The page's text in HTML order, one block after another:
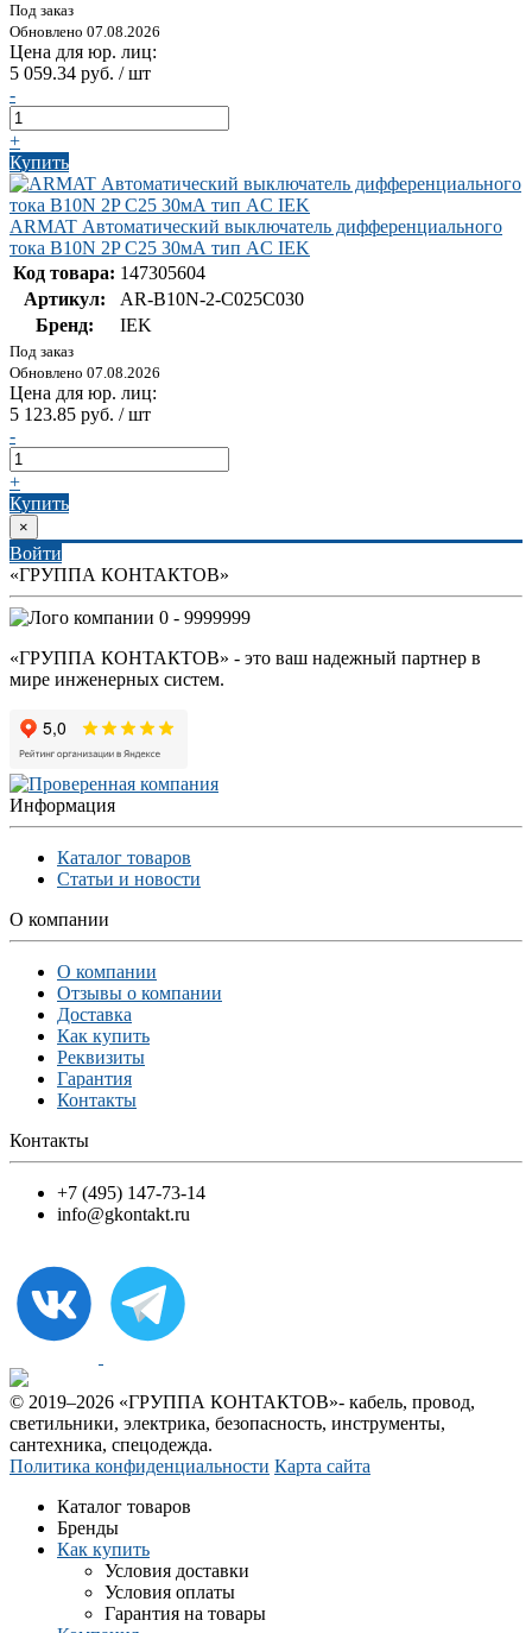
Под заказ
Обновлено 07.08.2026
Цена для юр. лиц:
5 059.34 руб. / шт
-
+
Купить
ARMAT Автоматический выключатель дифференциального
тока B10N 2P C25 30мА тип AC IEK
Код товара: 147305604
Артикул:
AR-B10N-2-C025C030
Бренд:
IEK
Под заказ
Обновлено 07.08.2026
Цена для юр. лиц:
5 123.85 руб. / шт
-
+
Купить
×
Войти
«ГРУППА КОНТАКТОВ»
0 - 9999999
«ГРУППА КОНТАКТОВ» - это ваш надежный партнер в
мире инженерных систем.
Информация
Каталог товаров
Статьи и новости
О компании
О компании
Отзывы о компании
Доставка
Как купить
Реквизиты
Гарантия
Контакты
Контакты
+7 (495) 147-73-14
info@gkontakt.ru
© 2019–2026 «ГРУППА КОНТАКТОВ»- кабель, провод,
светильники, электрика, безопасность, инструменты,
сантехника, спецодежда.
Политика конфиденциальности Карта сайта
Каталог товаров
Бренды
Как купить
Условия доставки
Условия оплаты
Гарантия на товары